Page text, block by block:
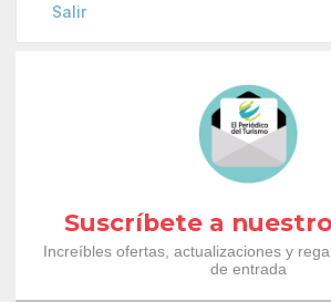
Salir
Suscríbete a
Increíbles ofertas, actualizaciones y
de entrada